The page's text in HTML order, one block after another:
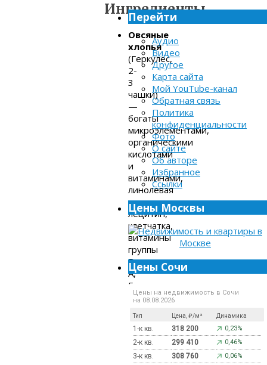
Ингредиенты
Овсяные
хлопья
(Геркулес,
2-
3
чашки)
—
богаты
микроэлементами,
органическими
кислотами
и
витаминами,
линолевая
кислота,
лецитин,
клетчатка,
витамины
группы
В,
А,
Е,
К,
натрий,
калий,
магний,
кальций
Перейти
Аудио
Видео
Другое
Карта сайта
Мой YouTube-канал
Обратная связь
Политика
конфиденциальности
Фото
О сайте
Об авторе
Избранное
Ссылки
Цены Москвы
Цены Сочи
Цены на недвижимость в Сочи
на 08.08.2026
Тип Цена, ₽/м² Динамика
1-к кв. 318 200 0,23%
2-к кв. 299 410 0,46%
3-к кв. 308 760 0,06%